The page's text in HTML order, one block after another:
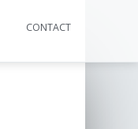
CONTACT